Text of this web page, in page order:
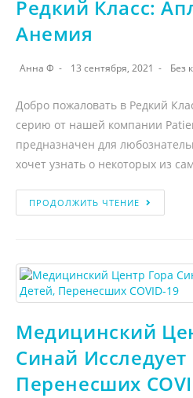
Редкий Класс:
Анемия
Анна Ф 13 сентября, 2021 Без
Добро пожаловать в Редкий
серию от нашей компании
предназначен для
хочет узнать о некоторых из
ПРОДОЛЖИТЬ ЧТЕНИЕ
Медицинский
Синай Исследует
Перенесших